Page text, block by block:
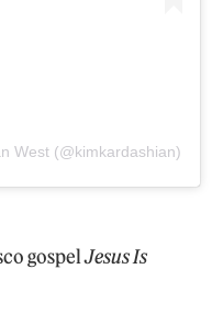
West (@kimkardashian)
gospelJesus Is